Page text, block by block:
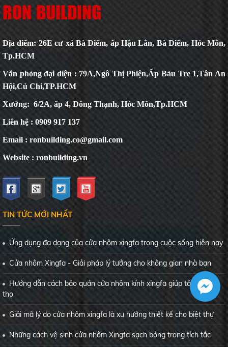
RON BUILDING
Địa điểm: 26E cư xá Bà Điểm, ấp Hậu Lân, Bà Điểm, Hóc Môn,
Tp.HCM
Văn phòng đại diện : 79A,Ngô Thị Phiện,Ấp Bàu Tre 1,Tân An
Hội,Củ Chi,TP.HCM
Xưởng: 6/2A, ấp 4, Đông Thạnh, Hóc Môn,Tp.HCM
Liên hệ : 0909 917 137
Email : ronbuilding.co@gmail.com
Website : ronbuilding.vn
TIN TỨC MỚI NHẤT
Ứng dụng đa dạng của cửa nhôm xingfa trong cuộc sống hiên nay
Cửa nhôm Xingfa - Giải pháp lý tưởng cho không gian nhà bạn
Hướng dẫn cách bảo quản cửa nhôm kính xingfa giúp tăng tuổi
thọ
Giải mã lý do cửa nhôm xingfa là xu hướng thiết kế cho biệt thự
Những cách vệ sinh cửa nhôm Xingfa sạch bóng trong tích tắc